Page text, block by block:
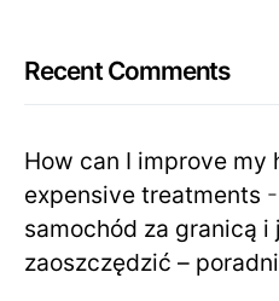
Recent Comments
How can I improve my
expensive treatments -
samochód za granicą i
zaoszczędzić –